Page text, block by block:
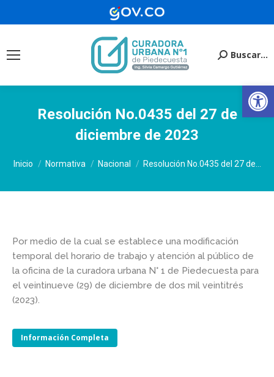
Buscar:
Buscar...
Resolución No.0435 del 27 de
diciembre de 2023
Inicio Normativa Nacional Resolución No.0435 del 27 de…
Por medio de la cual se establece una modificación
temporal del horario de trabajo y atención al público de
la oficina de la curadora urbana N° 1 de Piedecuesta para
el veintinueve (29) de diciembre de dos mil veintitrés
(2023).
Información Completa